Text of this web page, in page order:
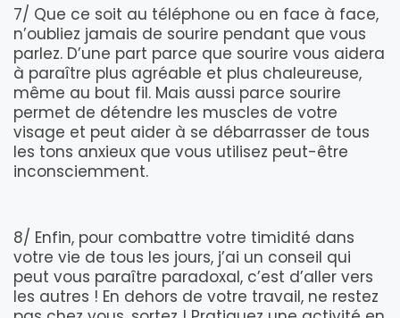
7/ Que ce soit au téléphone ou en face à face,
n’oubliez jamais de sourire pendant que vous
parlez. D’une part parce que sourire vous aidera
à paraître plus agréable et plus chaleureuse,
même au bout fil. Mais aussi parce sourire
permet de détendre les muscles de votre
visage et peut aider à se débarrasser de tous
les tons anxieux que vous utilisez peut-être
inconsciemment.
8/ Enfin, pour combattre votre timidité dans
votre vie de tous les jours, j’ai un conseil qui
peut vous paraître paradoxal, c’est d’aller vers
les autres ! En dehors de votre travail, ne restez